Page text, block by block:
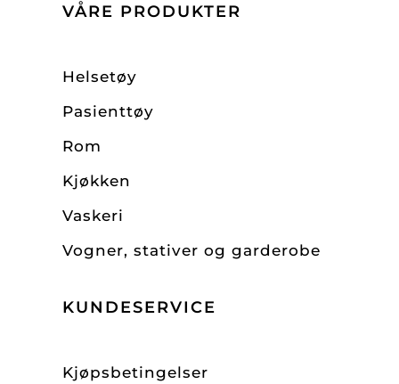
VÅRE PRODUKTER
Helsetøy
Pasienttøy
Rom
Kjøkken
Vaskeri
Vogner, stativer og garderobe
KUNDESERVICE
Kjøpsbetingelser